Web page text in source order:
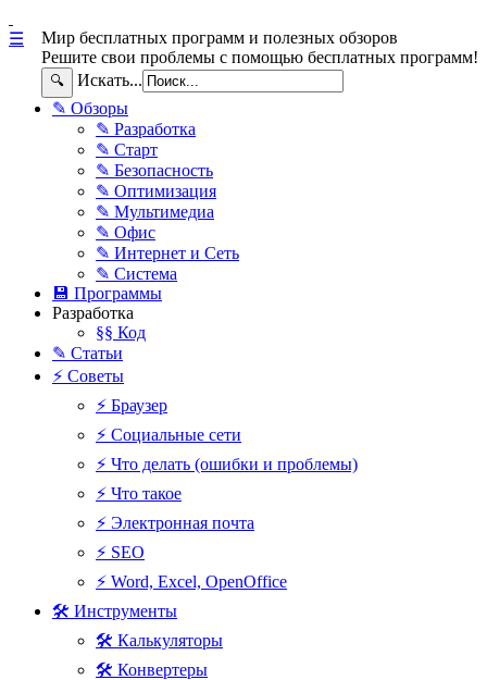
Мир бесплатных программ и полезных обзоров
Решите свои проблемы с помощью бесплатных программ!
🔍 Искать...
☰
✎ Обзоры
✎ Разработка
✎ Старт
✎ Безопасность
✎ Оптимизация
✎ Мультимедиа
✎ Офис
✎ Интернет и Сеть
✎ Система
💾 Программы
Разработка
§§ Код
✎ Статьи
⚡ Советы
⚡ Браузер
⚡ Социальные сети
⚡ Что делать (ошибки и проблемы)
⚡ Что такое
⚡ Электронная почта
⚡ SEO
⚡ Word, Excel, OpenOffice
🛠 Инструменты
🛠 Калькуляторы
🛠 Конвертеры